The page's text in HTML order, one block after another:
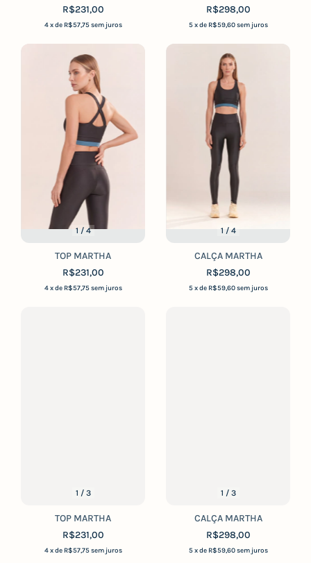
R$231,00
4 x de R$57,75 sem juros
R$298,00
5 x de R$59,60 sem juros
1 / 4
TOP MARTHA
R$231,00
4 x de R$57,75 sem juros
1 / 4
CALÇA MARTHA
R$298,00
5 x de R$59,60 sem juros
1 / 3
TOP MARTHA
R$231,00
4 x de R$57,75 sem juros
1 / 3
CALÇA MARTHA
R$298,00
5 x de R$59,60 sem juros